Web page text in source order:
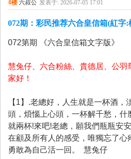
0楼 六叔公 发表于: 2026-07-05 17:01
072期：彩民推荐六合皇信箱(紅字:
072第期 《六合皇信箱文字版》
慧兔仔、六合粉絲、貴德居、公羽
家好！
【1】.老總好，人生就是一杯酒，
頭，煩惱上心頭，一杯解千愁，什
就兩杯!來吧!老總，願我們瓶瓶安
在顧及所有人的感受，唯獨忘了心
勇敢為自己活一回。 慧兔仔